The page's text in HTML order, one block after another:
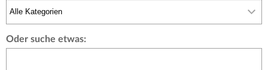
Oder suche etwas: